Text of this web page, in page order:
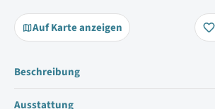
Auf Karte anzeigen
Beschreibung
Ausstattung